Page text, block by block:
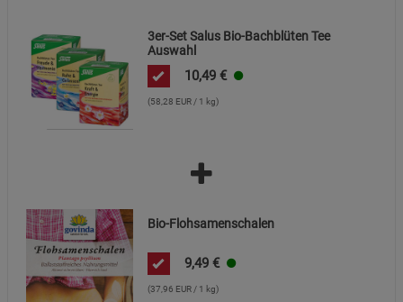
3er-Set Salus Bio-Bachblüten Tee
Auswahl
10,49 €
(58,28 EUR / 1 kg)
Bio-Flohsamenschalen
9,49 €
(37,96 EUR / 1 kg)